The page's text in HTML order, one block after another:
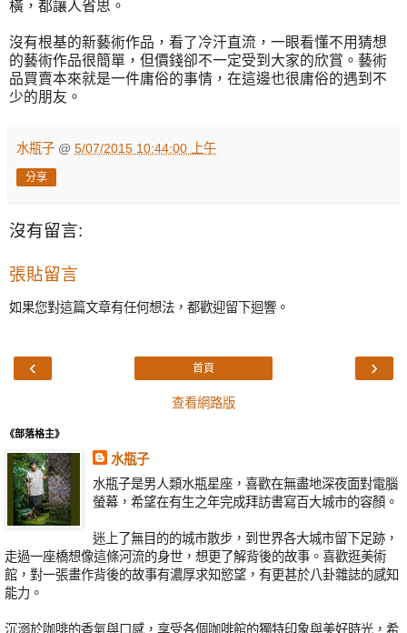
橫，都讓人省思。
沒有根基的新藝術作品，看了冷汗直流，一眼看懂不用猜想
的藝術作品很簡單，但價錢卻不一定受到大家的欣賞。藝術
品買賣本來就是一件庸俗的事情，在這邊也很庸俗的遇到不
少的朋友。
水瓶子 @ 5/07/2015 10:44:00 上午
分享
沒有留言:
張貼留言
如果您對這篇文章有任何想法，都歡迎留下迴響。
‹ ›
首頁
查看網路版
《部落格主》
水瓶子
水瓶子是男人類水瓶星座，喜歡在無盡地深夜面對電腦
螢幕，希望在有生之年完成拜訪書寫百大城市的容顏。
迷上了無目的的城市散步，到世界各大城市留下足跡，
走過一座橋想像這條河流的身世，想更了解背後的故事。喜歡逛美術
館，對一張畫作背後的故事有濃厚求知慾望，有更甚於八卦雜誌的感知
能力。
沉溺於咖啡的香氣與口感，享受各個咖啡館的獨特印象與美好時光，希